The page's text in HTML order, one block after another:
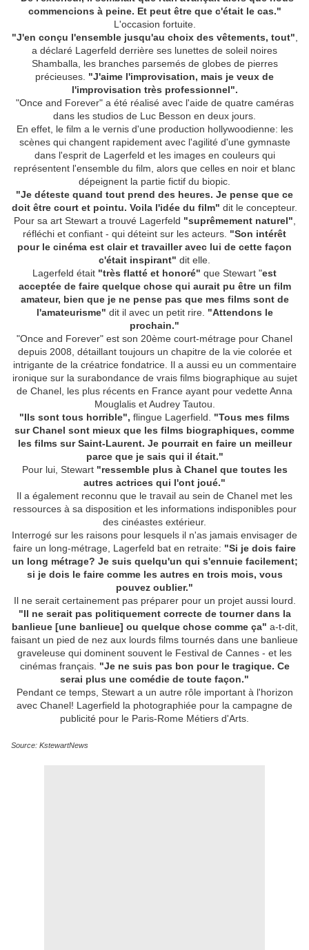
commencions à peine. Et peut être que c'était le cas."
L'occasion fortuite.
"J'en conçu l'ensemble jusqu'au choix des vêtements, tout"
a déclaré Lagerfeld derrière ses lunettes de soleil noires
Shamballa, les branches parsemés de globes de pierres
précieuses. "J'aime l'improvisation, mais je veux de
l'improvisation très professionnel".
"Once and Forever" a été réalisé avec l'aide de quatre caméras
dans les studios de Luc Besson en deux jours.
En effet, le film a le vernis d'une production hollywoodienne: les
scènes qui changent rapidement avec l'agilité d'une gymnaste
dans l'esprit de Lagerfeld et les images en couleurs qui
représentent l'ensemble du film, alors que celles en noir et blanc
dépeignent la partie fictif du biopic.
"Je déteste quand tout prend des heures. Je pense que ce
doit être court et pointu. Voila l'idée du film" dit le concepteur.
Pour sa art Stewart a trouvé Lagerfeld "suprêmement naturel"
réfléchi et confiant - qui déteint sur les acteurs. "Son intérêt
pour le cinéma est clair et travailler avec lui de cette façon
c'était inspirant" dit elle.
Lagerfeld était "très flatté et honoré" que Stewart "est
acceptée de faire quelque chose qui aurait pu être un film
amateur, bien que je ne pense pas que mes films sont de
l'amateurisme" dit il avec un petit rire. "Attendons le
prochain."
"Once and Forever" est son 20ème court-métrage pour Chanel
depuis 2008, détaillant toujours un chapitre de la vie colorée et
intrigante de la créatrice fondatrice. Il a aussi eu un commentaire
ironique sur la surabondance de vrais films biographique au sujet
de Chanel, les plus récents en France ayant pour vedette Anna
Mouglalis et Audrey Tautou.
"Ils sont tous horrible", flingue Lagerfield. "Tous mes films
sur Chanel sont mieux que les films biographiques, comme
les films sur Saint-Laurent. Je pourrait en faire un meilleur
parce que je sais qui il était."
Pour lui, Stewart "ressemble plus à Chanel que toutes les
autres actrices qui l'ont joué."
Il a également reconnu que le travail au sein de Chanel met les
ressources à sa disposition et les informations indisponibles pour
des cinéastes extérieur.
Interrogé sur les raisons pour lesquels il n'as jamais envisager de
faire un long-métrage, Lagerfeld bat en retraite: "Si je dois faire
un long métrage? Je suis quelqu'un qui s'ennuie facilement;
si je dois le faire comme les autres en trois mois, vous
pouvez oublier."
Il ne serait certainement pas préparer pour un projet aussi lourd.
"Il ne serait pas politiquement correcte de tourner dans la
banlieue [une banlieue] ou quelque chose comme ça" a-t-dit,
faisant un pied de nez aux lourds films tournés dans une banlieue
graveleuse qui dominent souvent le Festival de Cannes - et les
cinémas français. "Je ne suis pas bon pour le tragique. Ce
serai plus une comédie de toute façon."
Pendant ce temps, Stewart a un autre rôle important à l'horizon
avec Chanel! Lagerfield la photographiée pour la campagne de
publicité pour le Paris-Rome Métiers d'Arts.
Source: KstewartNews